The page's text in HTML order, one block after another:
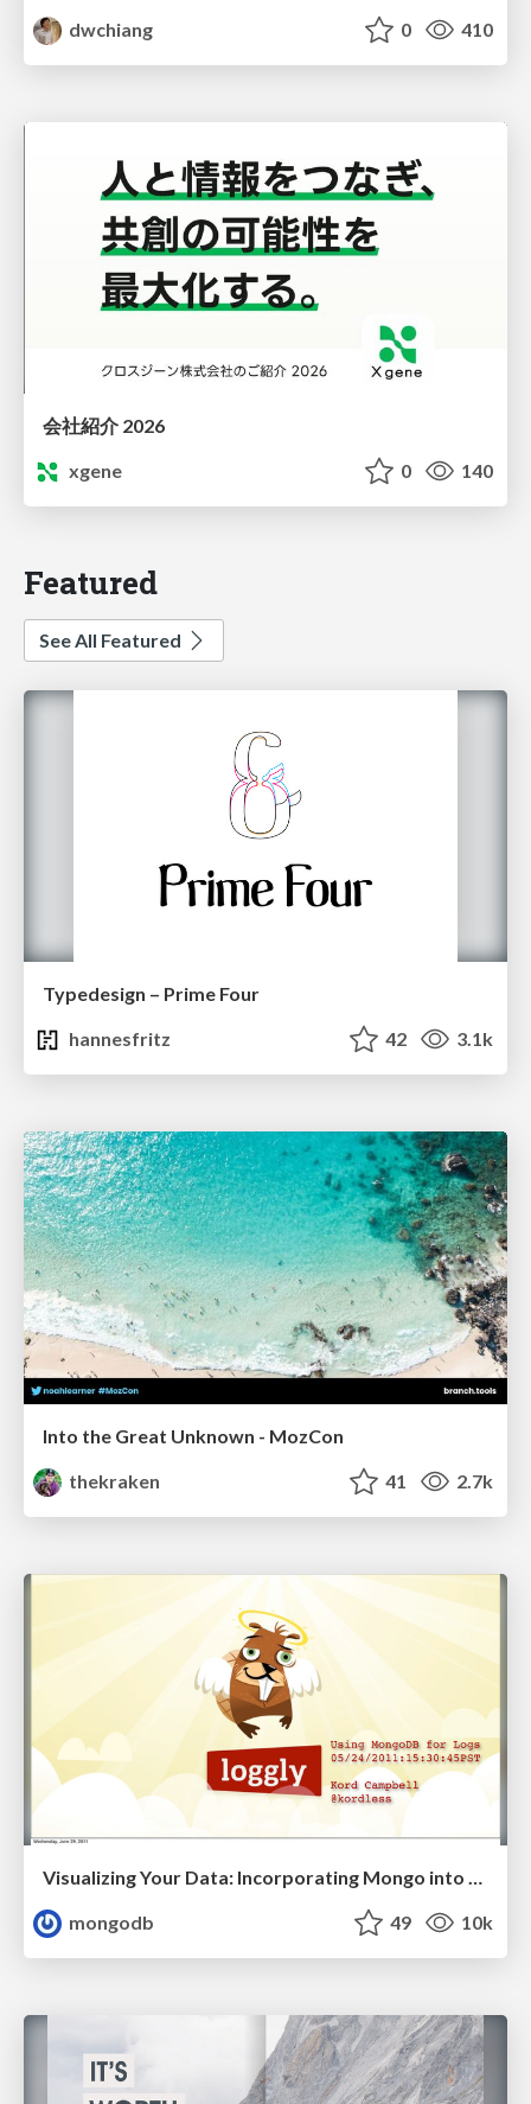
dwchiang
0 410
会社紹介 2026
xgene
0 140
Featured
See All Featured
Typedesign – Prime Four
hannesfritz
42 3.1k
Into the Great Unknown - MozCon
thekraken
41 2.7k
Visualizing Your Data: Incorporating Mongo into Loggly Infrastructure
mongodb
49 10k